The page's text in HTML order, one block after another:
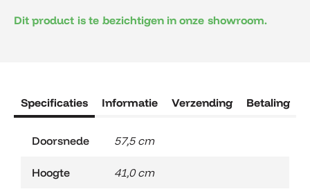
Dit product is te bezichtigen in onze showroom.
Specificaties Informatie Verzending Betaling
Doorsnede 57,5 cm
Hoogte 41,0 cm